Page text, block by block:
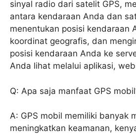
sinyal radio dari satelit GPS,
antara kendaraan Anda dan
menentukan posisi kendaraan
koordinat geografis, dan
posisi kendaraan Anda ke
Anda lihat melalui aplikasi,
Q: Apa saja manfaat GPS
A: GPS mobil memiliki banyak
meningkatkan keamanan,